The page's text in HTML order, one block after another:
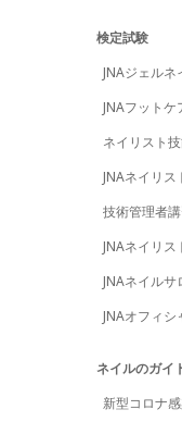
検定試験
JNAジェル
JNAフット
ネイリスト技
JNAネイリ
技術管理者
JNAネイリ
JNAネイル
JNAオフィシ
ネイルのガイ
新型コロナ